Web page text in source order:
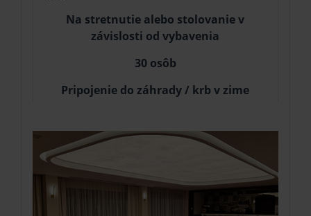
Na stretnutie alebo stolovanie v
závislosti od vybavenia
30 osôb
Pripojenie do záhrady / krb v zime